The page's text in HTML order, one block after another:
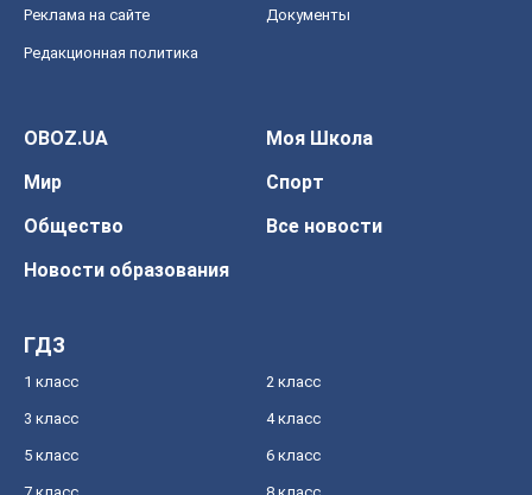
Реклама на сайте Документы
Редакционная политика
OBOZ.UA
Моя Школа
Мир
Спорт
Общество
Все новости
Новости образования
ГДЗ
1 класс 2 класс
3 класс 4 класс
5 класс 6 класс